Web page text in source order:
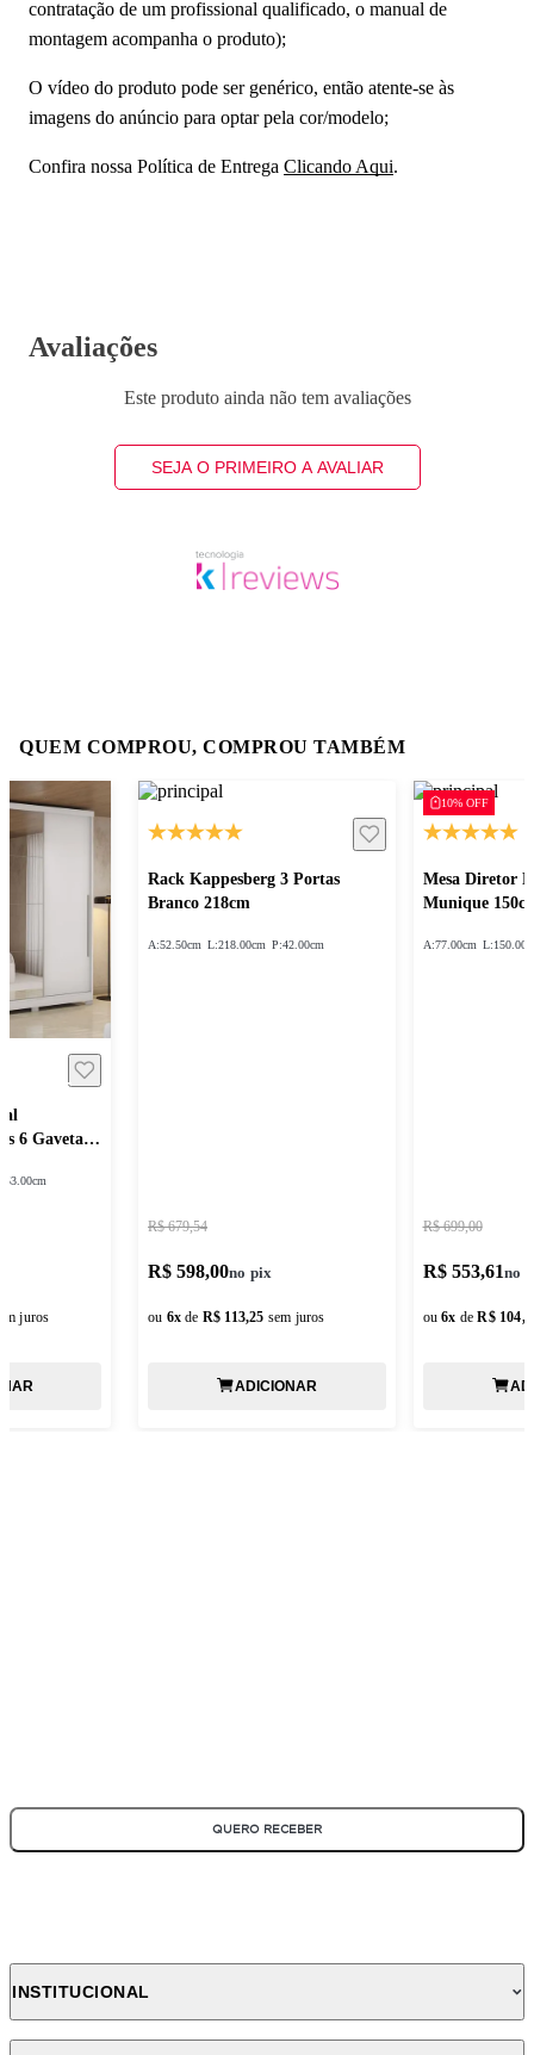
contratação de um profissional qualificado, o manual de
montagem acompanha o produto);
O vídeo do produto pode ser genérico, então atente-se às
imagens do anúncio para optar pela cor/modelo;
Confira nossa Política de Entrega Clicando Aqui.
Avaliações
Este produto ainda não tem avaliações
SEJA O PRIMEIRO A AVALIAR
QUEM COMPROU, COMPROU TAMBÉM
Rack Kappesberg 3 Portas
Branco 218cm
A:52.50cm L:218.00cm P:42.00cm
R$ 679,54
R$ 598,00
ou 6x de R$ 113,25 sem juros
ADICIONAR
10% OFF
Mesa Diretor
Munique
A:77.00cm L:
R$ 699,00
R$ 553,61
ou6x de R$
6 Gavetas
53.00cm
juros
QUERO RECEBER
INSTITUCIONAL